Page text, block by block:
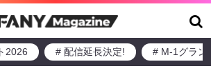
2026 # 配信延長決定! # M-1グラン